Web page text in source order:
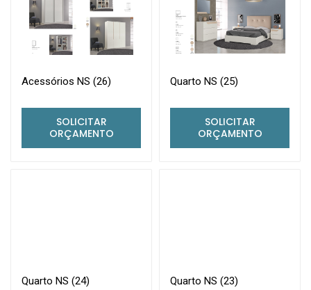
Acessórios NS (26)
SOLICITAR
ORÇAMENTO
Quarto NS (25)
SOLICITAR
ORÇAMENTO
Quarto NS (24) Quarto NS (23)